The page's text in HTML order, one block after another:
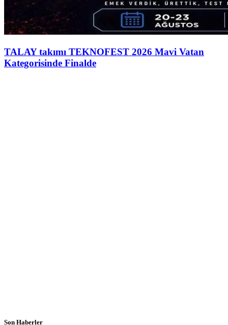
TALAY takımı TEKNOFEST 2026 Mavi Vatan
Kategorisinde Finalde
Son Haberler